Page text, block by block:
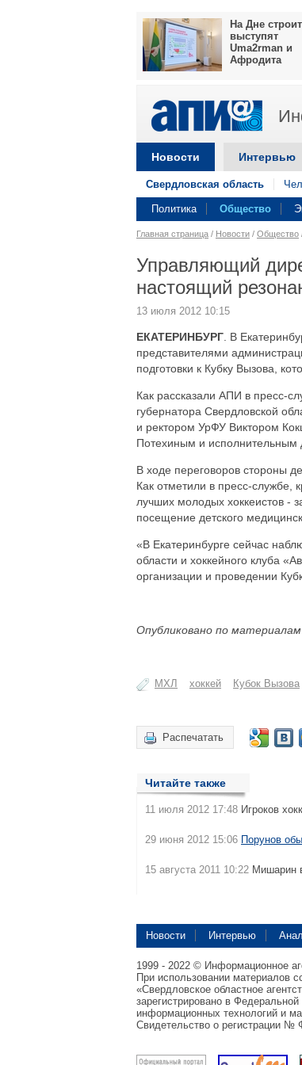
На Дне
выступят
Uma2rman и
Афродита
Новости Интервью
Свердловская область
Политика Общество
Главная страница / Новости / Общество
Управляющий
настоящий
13 июля 2012 10:15
ЕКАТЕРИНБУРГ . В
представителями
подготовки к Кубку Вызова,
Как рассказали АПИ в пресс-
губернатора Свердловской
и ректором УрФУ Виктором
Потехиным и исполнительным
В ходе переговоров стороны
Как отметили в пресс-службе,
лучших молодых хоккеистов -
посещение детского
«В Екатеринбурге сейчас
области и хоккейного клуба
организации и проведении
Опубликовано по
МХЛ хоккей Кубок Вызова
Распечатать
Читайте также
11 июля 2012 17:48 Игроков
29 июня 2012 15:06 Порунов
15 августа 2011 10:22 Мишарин
Новости Интервью
1999 - 2022 © Информационное
При использовании материалов
«Свердловское областное
зарегистрировано в
информационных технологий и
Свидетельство о регистрации №